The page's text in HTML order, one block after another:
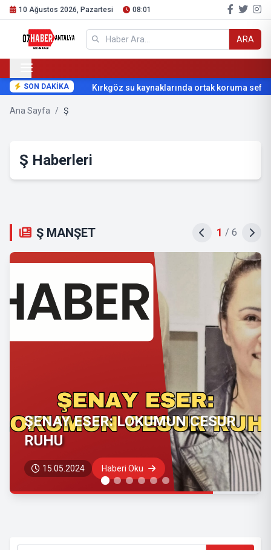
10 Ağustos 2026, Pazartesi 08:01
ARA
SON DAKİKA Kırkgöz su kaynaklarında ortak koruma
Ana Sayfa / Ş
Ş Haberleri
Ş MANŞET 1 / 6
ŞENAY ESER: LOKUMUN CESUR
RUHU
15.05.2024 Haberi Oku